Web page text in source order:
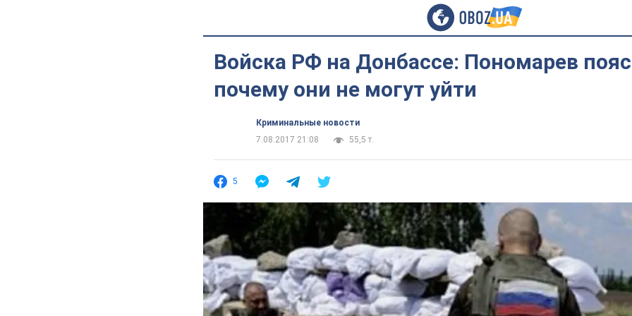
Войска РФ на Донбассе: Пономарев
почему они не могут уйти
Криминальные новости
7.08.2017 21:08
55,5 т.
5